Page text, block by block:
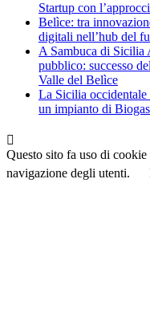
Startup con
Belìce: tra
digitali nell’hub del
A Sambuca di Sicilia
pubblico: successo
Valle del Belìce
La Sicilia occidentale
un impianto di
Questo sito fa uso di
navigazione degli utenti.